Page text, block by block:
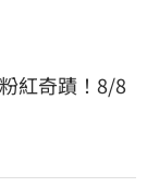
紅奇蹟！8/8